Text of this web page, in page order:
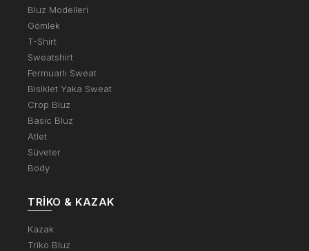
Bluz Modelleri
Gömlek
T-Shirt
Sweatshirt
Fermuarlı Sweat
Bisiklet Yaka Sweat
Crop Bluz
Basic Bluz
Atlet
Süveter
Body
TRIKO & KAZAK
Kazak
Triko Bluz